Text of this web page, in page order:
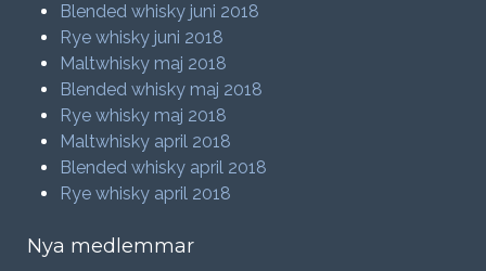
Blended whisky juni 2018
Rye whisky juni 2018
Maltwhisky maj 2018
Blended whisky maj 2018
Rye whisky maj 2018
Maltwhisky april 2018
Blended whisky april 2018
Rye whisky april 2018
Nya medlemmar